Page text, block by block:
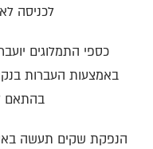
לכניסה
כספי התמלוגים
באמצעות העברות
בהתאם
הנפקת שקים תעשה